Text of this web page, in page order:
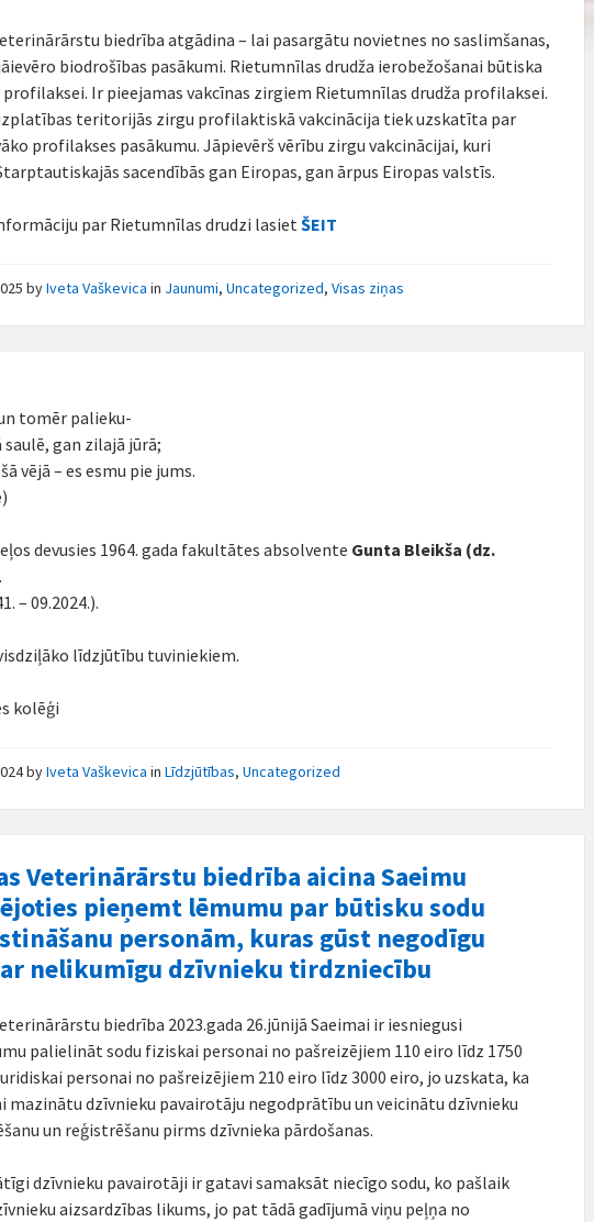
biedrība atgādina – lai pasargātu novietnes no saslimšanas,
biodrošības pasākumi. Rietumnīlas drudža ierobežošanai būtiska
Ir pieejamas vakcīnas zirgiem Rietumnīlas drudža profilaksei.
teritorijās zirgu profilaktiskā vakcinācija tiek uzskatīta par
profilakses pasākumu. Jāpievērš vērību zirgu vakcinācijai, kuri
sacendībās gan Eiropas, gan ārpus Eiropas valstīs.
par Rietumnīlas drudzi lasietŠEIT
byIveta Vaškevica in Jaunumi,Uncategorized,Visas ziņas
tomēr palieku-
saulē, gan zilajā jūrā;
vējā – es esmu pie jums.
devusies 1964. gada fakultātes absolvente Gunta Bleikša (dz.
.
– 09.2024.).
līdzjūtību tuviniekiem.
kolēģi
byIveta Vaškevica inLīdzjūtības,Uncategorized
Veterinārārstu biedrība aicina Saeimu
pieņemt lēmumu par būtisku sodu
personām, kuras gūst negodīgu
nelikumīgu dzīvnieku tirdzniecību
biedrība 2023.gada 26.jūnijā Saeimai ir iesniegusi
palielināt sodu fiziskai personai no pašreizējiem 110 eiro līdz 1750
personai no pašreizējiem 210 eiro līdz 3000 eiro, jo uzskata, ka
mazinātu dzīvnieku pavairotāju negodprātību un veicinātu dzīvnieku
un reģistrēšanu pirms dzīvnieka pārdošanas.
dzīvnieku pavairotāji ir gatavi samaksāt niecīgo sodu, ko pašlaik
aizsardzības likums, jo pat tādā gadījumā viņu peļņa no